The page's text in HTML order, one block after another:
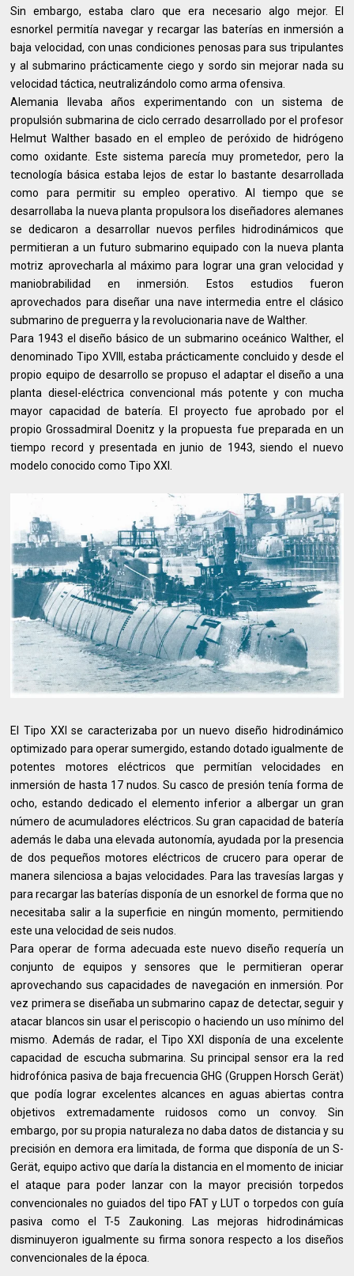
Sin embargo, estaba claro que era necesario algo mejor. El
esnorkel permitía navegar y recargar las baterías en inmersión a
baja velocidad, con unas condiciones penosas para sus tripulantes
y al submarino prácticamente ciego y sordo sin mejorar nada su
velocidad táctica, neutralizándolo como arma ofensiva.
Alemania llevaba años experimentando con un sistema de
propulsión submarina de ciclo cerrado desarrollado por el profesor
Helmut Walther basado en el empleo de peróxido de hidrógeno
como oxidante. Este sistema parecía muy prometedor, pero la
tecnología básica estaba lejos de estar lo bastante desarrollada
como para permitir su empleo operativo. Al tiempo que se
desarrollaba la nueva planta propulsora los diseñadores alemanes
se dedicaron a desarrollar nuevos perfiles hidrodinámicos que
permitieran a un futuro submarino equipado con la nueva planta
motriz aprovecharla al máximo para lograr una gran velocidad y
maniobrabilidad en inmersión. Estos estudios fueron
aprovechados para diseñar una nave intermedia entre el clásico
submarino de preguerra y la revolucionaria nave de Walther.
Para 1943 el diseño básico de un submarino oceánico Walther, el
denominado Tipo XVIII, estaba prácticamente concluido y desde el
propio equipo de desarrollo se propuso el adaptar el diseño a una
planta diesel-eléctrica convencional más potente y con mucha
mayor capacidad de batería. El proyecto fue aprobado por el
propio Grossadmiral Doenitz y la propuesta fue preparada en un
tiempo record y presentada en junio de 1943, siendo el nuevo
modelo conocido como Tipo XXI.
El Tipo XXI se caracterizaba por un nuevo diseño hidrodinámico
optimizado para operar sumergido, estando dotado igualmente de
potentes motores eléctricos que permitían velocidades en
inmersión de hasta 17 nudos. Su casco de presión tenía forma de
ocho, estando dedicado el elemento inferior a albergar un gran
número de acumuladores eléctricos. Su gran capacidad de batería
además le daba una elevada autonomía, ayudada por la presencia
de dos pequeños motores eléctricos de crucero para operar de
manera silenciosa a bajas velocidades. Para las travesías largas y
para recargar las baterías disponía de un esnorkel de forma que no
necesitaba salir a la superficie en ningún momento, permitiendo
este una velocidad de seis nudos.
Para operar de forma adecuada este nuevo diseño requería un
conjunto de equipos y sensores que le permitieran operar
aprovechando sus capacidades de navegación en inmersión. Por
vez primera se diseñaba un submarino capaz de detectar, seguir y
atacar blancos sin usar el periscopio o haciendo un uso mínimo del
mismo. Además de radar, el Tipo XXI disponía de una excelente
capacidad de escucha submarina. Su principal sensor era la red
hidrofónica pasiva de baja frecuencia GHG (Gruppen Horsch Gerät)
que podía lograr excelentes alcances en aguas abiertas contra
objetivos extremadamente ruidosos como un convoy. Sin
embargo, por su propia naturaleza no daba datos de distancia y su
precisión en demora era limitada, de forma que disponía de un S-
Gerät, equipo activo que daría la distancia en el momento de iniciar
el ataque para poder lanzar con la mayor precisión torpedos
convencionales no guiados del tipo FAT y LUT o torpedos con guía
pasiva como el T-5 Zaukoning. Las mejoras hidrodinámicas
disminuyeron igualmente su firma sonora respecto a los diseños
convencionales de la época.